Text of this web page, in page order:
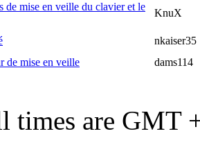
de mise en veille du clavier et le
KnuX
nkaiser35
de mise en veille
dams114
times are GMT